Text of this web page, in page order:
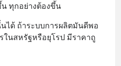
ทุกอย่างต้องขึ้น
ได้ ถ้าระบบการผลิตมันดีพอ
ในสหรัฐหรือยุโรป มีราคาถู